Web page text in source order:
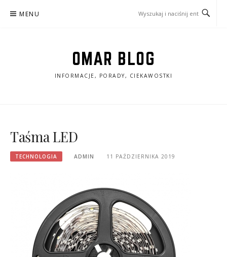
MENU
OMAR BLOG
INFORMACJE, PORADY, CIEKAWOSTKI
Taśma LED
TECHNOLOGIA ADMIN 11 PAŹDZIERNIKA 2019